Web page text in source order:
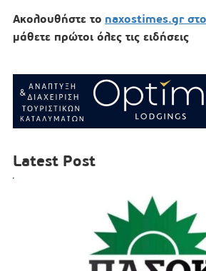
Ακολουθήστε το naxostimes.gr
μάθετε πρώτοι όλες τις ειδήσεις
Latest Post